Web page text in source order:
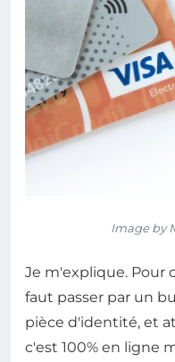
Image by
Je m'explique. Pour
faut passer par un
pièce d'identité, et
c'est 100% en ligne